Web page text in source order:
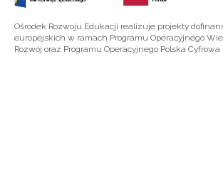
Ośrodek Rozwoju Edukacji realizuje projekty
europejskich w ramach Programu Operacyjnego
Rozwój oraz Programu Operacyjnego Polska Cyfrowa